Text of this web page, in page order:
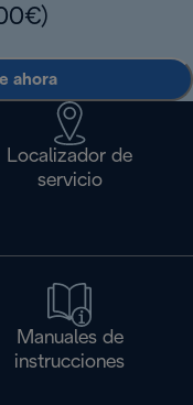
ahora
Localizador de
servicio
Manuales de
instrucciones